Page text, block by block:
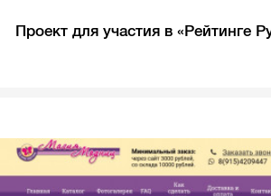
Проект для участия в «Рейтинге